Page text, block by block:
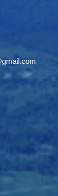
gmail.com